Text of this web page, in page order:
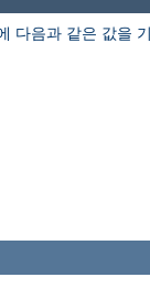
다음과 같은 값을